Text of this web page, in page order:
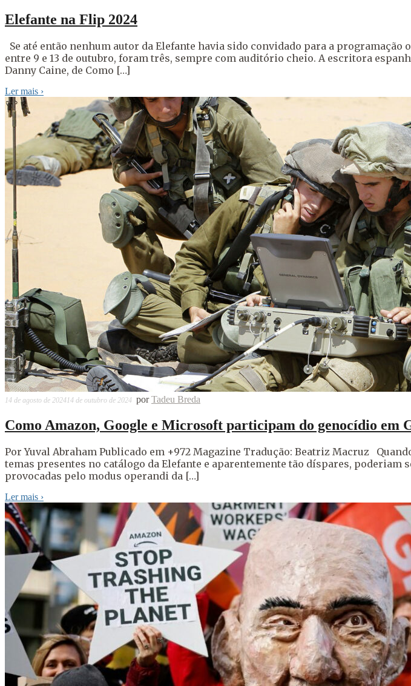
Elefante na Flip 2024
Se até então nenhum autor da Elefante havia sido convidado para a
entre 9 e 13 de outubro, foram três, sempre com auditório cheio. A escritora
Danny Caine, de Como […]
Ler mais ›
14 de agosto de 202414 de outubro de 2024 porTadeu Breda
Como Amazon, Google e Microsoft participam do genocídio em
Por Yuval Abraham Publicado em +972 Magazine Tradução: Beatriz Macruz
temas presentes no catálogo da Elefante e aparentemente tão díspares,
provocadas pelo modus operandi da […]
Ler mais ›